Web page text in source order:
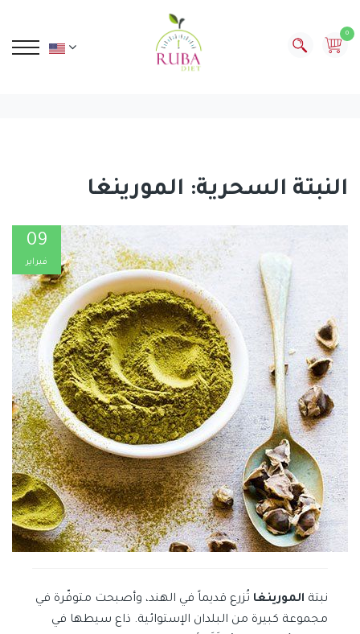
0
النبتة السحرية: المورينغا
09
فبراير
نبتة المورينغا تُزرع قديماً في الهند، وأصبحت متوفّرة في
مجموعة كبيرة من البلدان الإستوائية. ذاع سيطها في